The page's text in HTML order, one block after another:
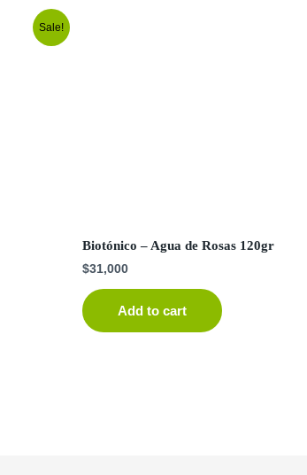
Sale!
Biotónico – Agua de Rosas 120gr
$31,000
Add to cart